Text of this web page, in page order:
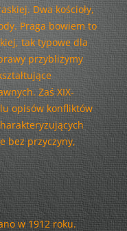
Dwa kościoły,
Praga bowiem to
tak typowe dla
przybliżymy
Zaś XIX-
opisów konfliktów
bez przyczyny,
w 1912 roku.